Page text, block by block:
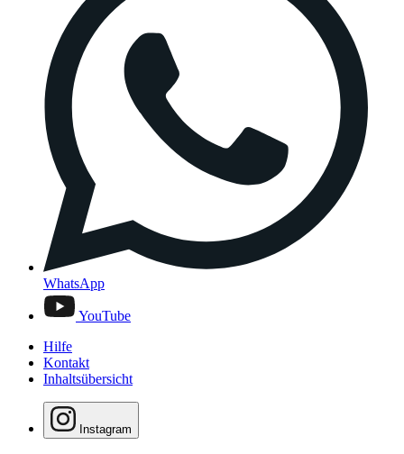
WhatsApp
YouTube
Hilfe
Kontakt
Inhaltsübersicht
Instagram